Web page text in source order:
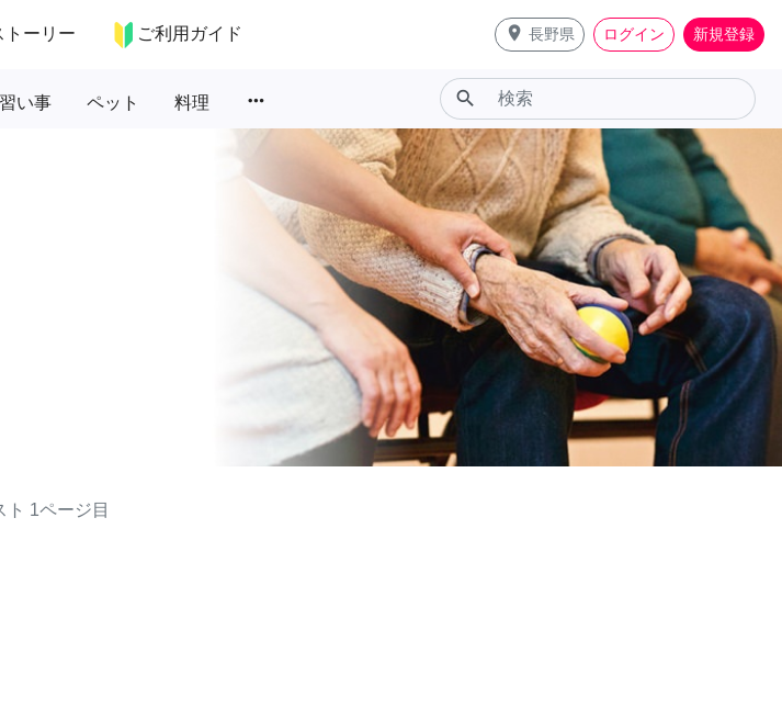
トーリー ご利用ガイド place 長野県 ログイン 新規登録
い事 ペット 料理 more_horiz search
ト 1ページ目